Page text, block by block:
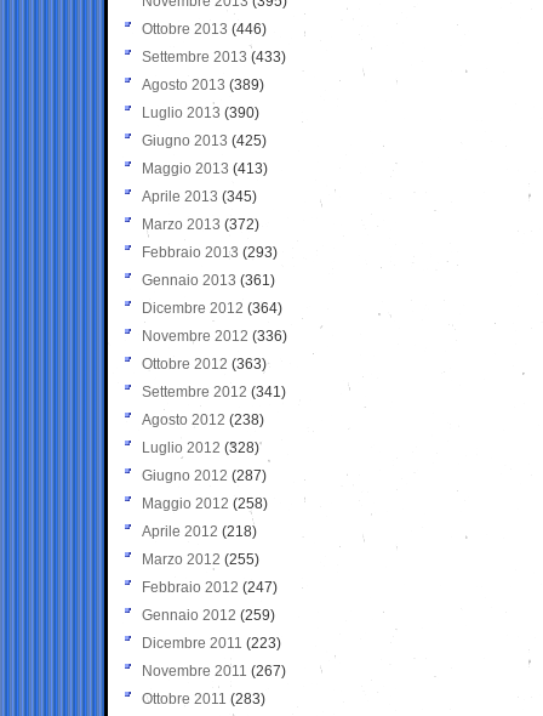
Ottobre 2013 (446)
Settembre 2013 (433)
Agosto 2013 (389)
Luglio 2013 (390)
Giugno 2013 (425)
Maggio 2013 (413)
Aprile 2013 (345)
Marzo 2013 (372)
Febbraio 2013 (293)
Gennaio 2013 (361)
Dicembre 2012 (364)
Novembre 2012 (336)
Ottobre 2012 (363)
Settembre 2012 (341)
Agosto 2012 (238)
Luglio 2012 (328)
Giugno 2012 (287)
Maggio 2012 (258)
Aprile 2012 (218)
Marzo 2012 (255)
Febbraio 2012 (247)
Gennaio 2012 (259)
Dicembre 2011 (223)
Novembre 2011 (267)
Ottobre 2011 (283)